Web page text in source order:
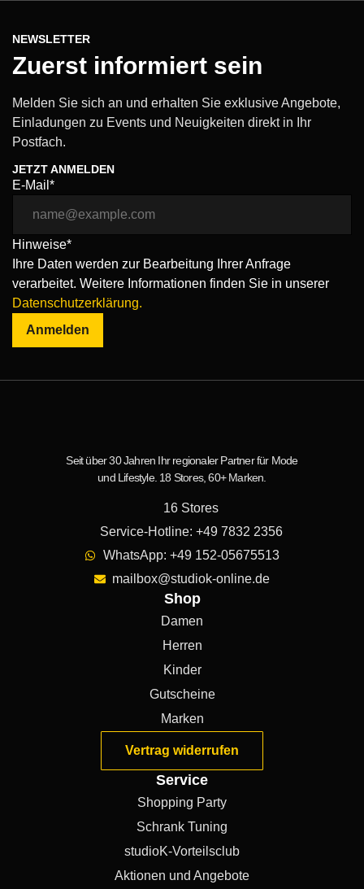
NEWSLETTER
Zuerst informiert sein
Melden Sie sich an und erhalten Sie exklusive Angebote,
Einladungen zu Events und Neuigkeiten direkt in Ihr
Postfach.
JETZT ANMELDEN
E-Mail*
Hinweise*
Ihre Daten werden zur Bearbeitung Ihrer Anfrage
verarbeitet. Weitere Informationen finden Sie in unserer
Datenschutzerklärung.
Anmelden
Seit über 30 Jahren Ihr regionaler Partner für Mode
und Lifestyle. 18 Stores, 60+ Marken.
16 Stores
Service-Hotline: +49 7832 2356
WhatsApp: +49 152-05675513
mailbox@studiok-online.de
Shop
Damen
Herren
Kinder
Gutscheine
Marken
Vertrag widerrufen
Service
Shopping Party
Schrank Tuning
studioK-Vorteilsclub
Aktionen und Angebote